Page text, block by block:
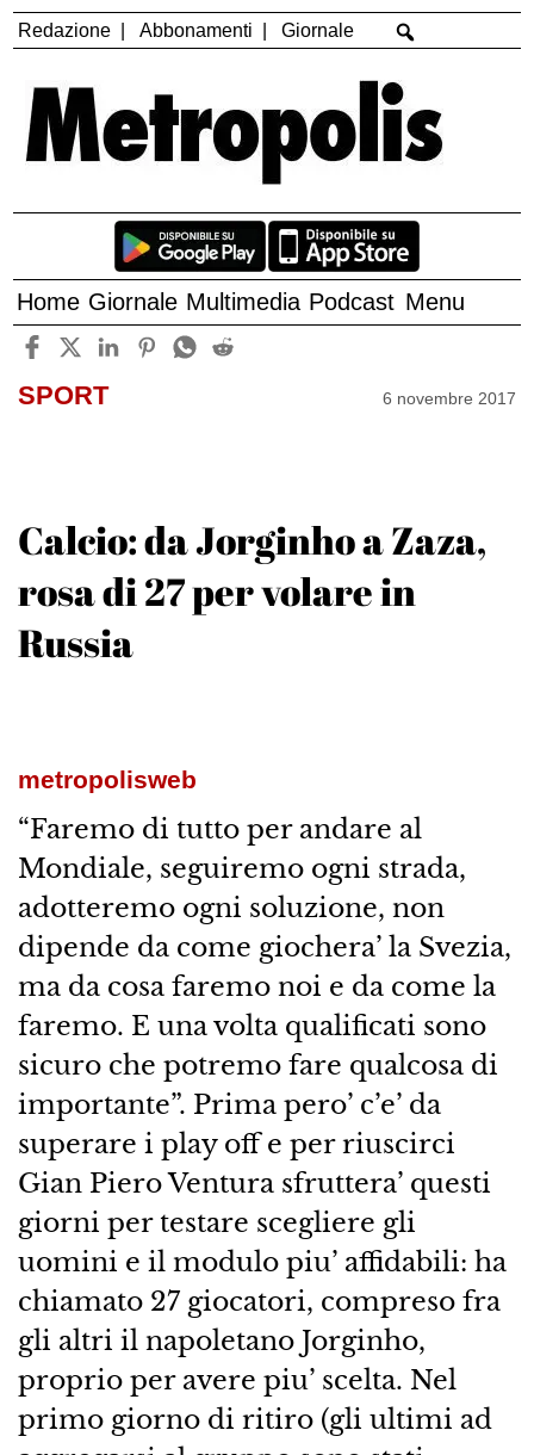
Redazione Abbonamenti Giornale
Home Giornale Multimedia Podcast Menu
SPORT 6 novembre 2017
Calcio: da Jorginho a Zaza,
rosa di 27 per volare in
Russia
metropolisweb
“Faremo di tutto per andare al
Mondiale, seguiremo ogni strada,
adotteremo ogni soluzione, non
dipende da come giochera’ la Svezia,
ma da cosa faremo noi e da come la
faremo. E una volta qualificati sono
sicuro che potremo fare qualcosa di
importante”. Prima pero’ c’e’ da
superare i play off e per riuscirci
Gian Piero Ventura sfruttera’ questi
giorni per testare scegliere gli
uomini e il modulo piu’ affidabili: ha
chiamato 27 giocatori, compreso fra
gli altri il napoletano Jorginho,
proprio per avere piu’ scelta. Nel
primo giorno di ritiro (gli ultimi ad